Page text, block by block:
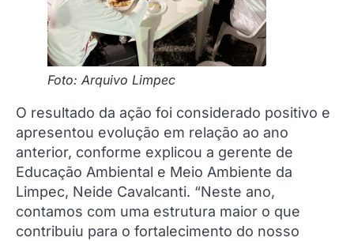
Foto: Arquivo Limpec
O resultado da ação foi considerado positivo e
apresentou evolução em relação ao ano
anterior, conforme explicou a gerente de
Educação Ambiental e Meio Ambiente da
Limpec, Neide Cavalcanti. “Neste ano,
contamos com uma estrutura maior o que
contribuiu para o fortalecimento do nosso